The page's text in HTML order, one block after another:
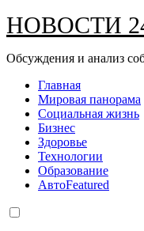
НОВОСТИ
Обсуждения и анализ
Главная
Мировая панорама
Социальная жизнь
Бизнес
Здоровье
Технологии
Образование
АвтоFeatured